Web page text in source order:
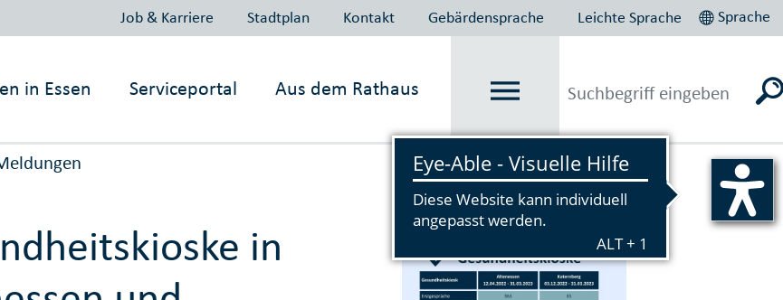
Job & Karriere Stadtplan Kontakt Gebärdensprache Leichte Sprache Sprache
in Essen Serviceportal Aus dem Rathaus
Vorlesen
in